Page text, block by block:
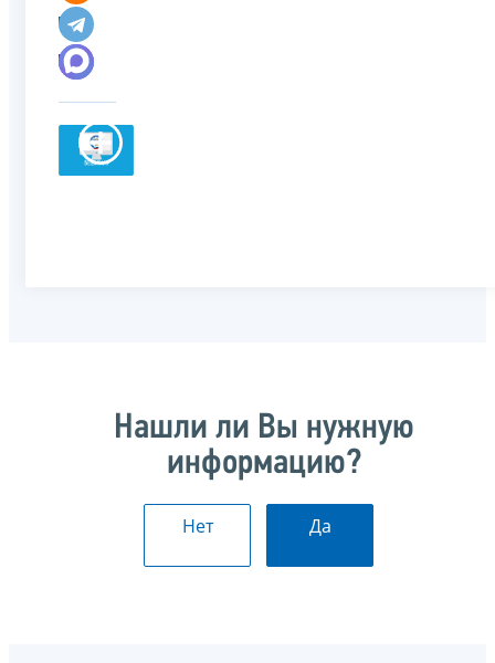
Нашли ли Вы нужную
информацию?
Нет Да